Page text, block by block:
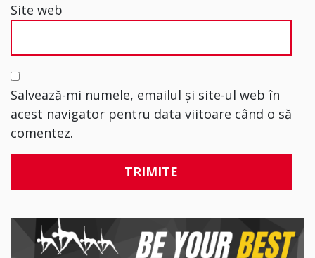
Site web
Salvează-mi numele, emailul și site-ul web în
acest navigator pentru data viitoare când o să
comentez.